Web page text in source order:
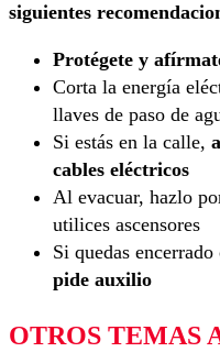
siguientes
Protégete y
Corta la energía
llaves de paso de
Si estás en la calle,
cables eléctricos
Al evacuar, hazlo
utilices ascensores
Si quedas encerrado
pide auxilio
OTROS TEMAS